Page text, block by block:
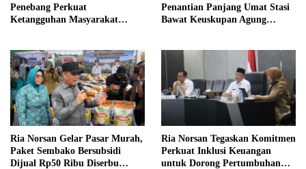
Penebang Perkuat
Ketangguhan Masyarakat
Penantian Panjang Umat Stasi
Bawat Keuskupan Agung
Ria Norsan Gelar Pasar Murah,
Paket Sembako Bersubsidi
Dijual Rp50 Ribu Diserbu
Ria Norsan Tegaskan Komitmen
Perkuat Inklusi Keuangan
untuk Dorong Pertumbuhan